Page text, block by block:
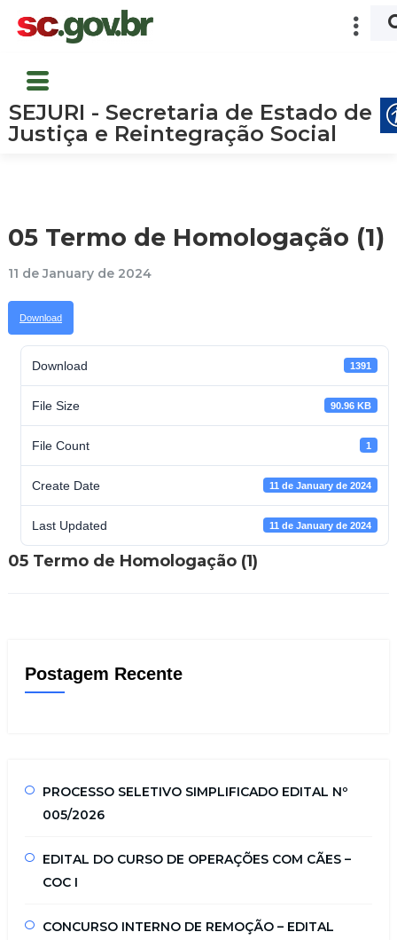
SEJURI - Secretaria de Estado de
Justiça e Reintegração Social
05 Termo de Homologação (1)
11 de January de 2024
Download
Download 1391
File Size 90.96 KB
File Count 1
Create Date 11 de January de 2024
Last Updated 11 de January de 2024
05 Termo de Homologação (1)
Postagem Recente
PROCESSO SELETIVO SIMPLIFICADO EDITAL Nº
005/2026
EDITAL DO CURSO DE OPERAÇÕES COM CÃES –
COC I
CONCURSO INTERNO DE REMOÇÃO – EDITAL